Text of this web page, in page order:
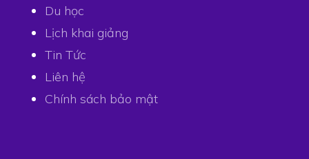
Du học
Lịch khai giảng
Tin Tức
Liên hệ
Chính sách bảo mật